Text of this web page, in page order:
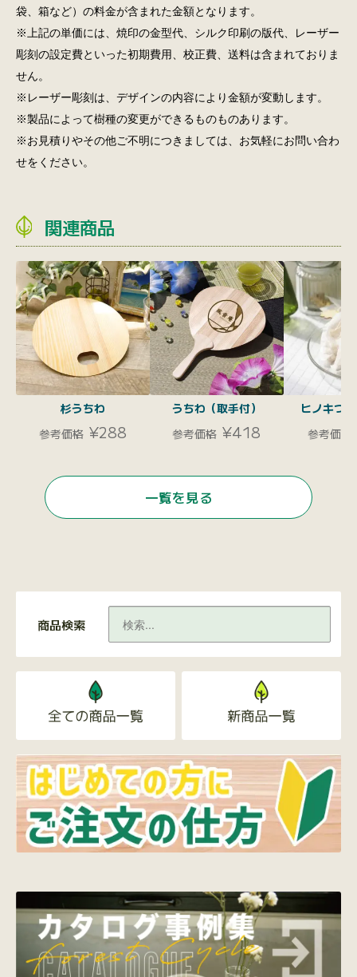
袋、箱など）の料金が含まれた金額となります。
※上記の単価には、焼印の金型代、シルク印刷の版代、レーザー
彫刻の設定費といった初期費用、校正費、送料は含まれておりま
せん。
※レーザー彫刻は、デザインの内容により金額が変動します。
※製品によって樹種の変更ができるものものあります。
※お見積りやその他ご不明につきましては、お気軽にお問い合わ
せをください。
関連商品
杉うちわ
参考価格 ¥288
うちわ（取手付）
参考価格 ¥418
ヒノキつ
参考価格
一覧を見る
商品検索